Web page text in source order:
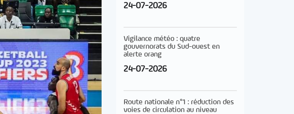
24-07-2026
Vigilance météo : quatre
gouvernorats du Sud-ouest en
alerte orang
24-07-2026
Route nationale n°1 : réduction des
voies de circulation au niveau